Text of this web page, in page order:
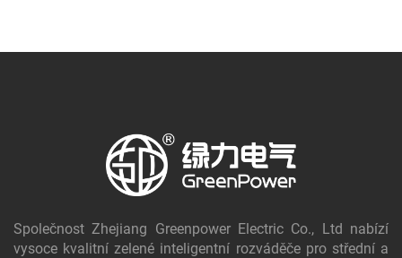
Společnost Zhejiang Greenpower Electric Co., Ltd nabízí
vysoce kvalitní zelené inteligentní rozváděče pro střední a